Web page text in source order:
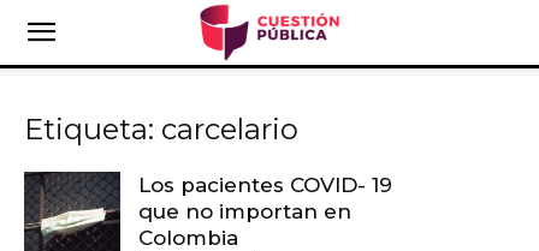
Etiqueta: carcelario
Los pacientes COVID- 19
que no importan en
Colombia